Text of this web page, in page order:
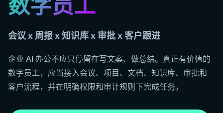
数字员工
会议 x 周报 x 知识库 x 审批 x 客户跟进
企业 AI 办公不应只停留在写文案、做总结。真正有价值的
数字员工，应当接入会议、项目、文档、知识库、审批和
客户流程，并在明确权限和审计规则下完成任务。